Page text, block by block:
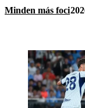
Minden más foci